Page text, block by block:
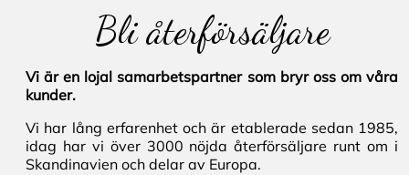
Bli återförsäljare
Vi är en lojal samarbetspartner som bryr oss om våra
kunder.
Vi har lång erfarenhet och är etablerade sedan 1985,
idag har vi över 3000 nöjda återförsäljare runt om i
Skandinavien och delar av Europa.